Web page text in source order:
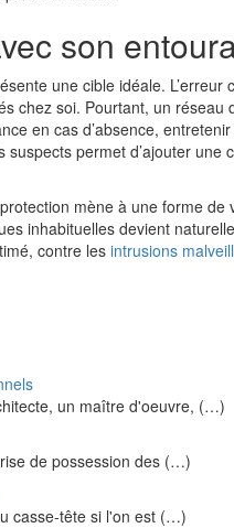
son
une cible idéale. L’erreur
chez soi. Pourtant, un réseau
en cas d’absence,
permet d’ajouter une
mène à une forme de
inhabituelles devient
contre les intrusions
un maître d'oeuvre, (…)
de possession des (…)
casse-tête si l'on est (…)